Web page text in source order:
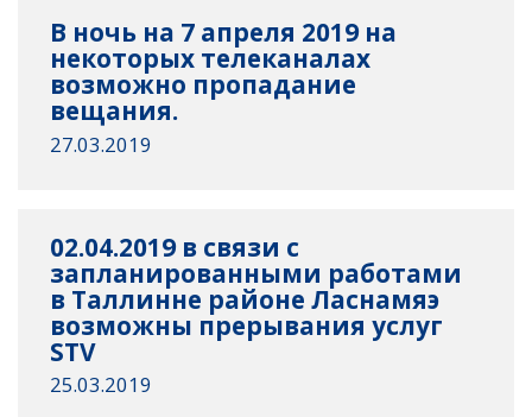
В ночь на 7 апреля 2019 на
некоторых телеканалах
возможно пропадание
вещания.
27.03.2019
02.04.2019 в связи с
запланированными работами
в Таллинне районе Ласнамяэ
возможны прерывания услуг
STV
25.03.2019